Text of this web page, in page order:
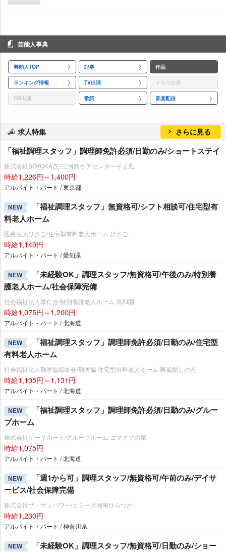
芸能人事典
芸能人TOP 記事 作品
ランキング情報 TV出演 ドラマ出演
CM出演 歌詞 音楽配信
求人特集 さらに見る
「福祉調理スタッフ」調理師免許必須/日勤のみ/ショートステイ
株式会社SOYOKAZE/三河島ケアセンターそよ風
時給1,226円～1,400円
アルバイト・パート / 東京都
NEW
「福祉調理スタッフ」無資格可/シフト相談可/住宅型有
料老人ホーム
医療法人ひさご/住宅型有料老人ホーム ひさご
時給1,140円
アルバイト・パート / 愛知県
NEW
「未経験OK」調理スタッフ/無資格可/午後のみ/特別養
護老人ホーム/社会保障完備
社会福祉法人孝仁会/特別養護老人ホーム 清和園
時給1,075円～1,200円
アルバイト・パート / 北海道
NEW
「福祉調理スタッフ」調理師免許必須/日勤のみ/住宅型
有料老人ホーム
社会福祉法人勤医協福祉会/勤医協 住宅型有料老人ホーム 爽風館しのろ
時給1,105円～1,131円
アルバイト・パート / 北海道
NEW
「福祉調理スタッフ」調理師免許必須/日勤のみ/グルー
プホーム
株式会社ケーサポート/グループホーム コマクサの家
時給1,075円
アルバイト・パート / 北海道
NEW
「週1から可」調理スタッフ/無資格可/午前のみ/デイサ
ービス/社会保障完備
株式会社ザ・サンパワー/エミーズ湘南ひらつか
時給1,230円
アルバイト・パート / 神奈川県
NEW 「未経験OK」調理スタッフ/無資格可/日勤のみ/ショー